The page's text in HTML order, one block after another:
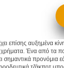
επίσης αυξημένα
Ένα από τα
προνόμια